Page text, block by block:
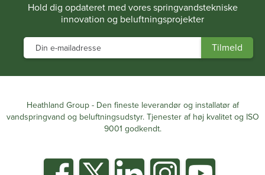
Hold dig opdateret med vores springvandstekniske
innovation og beluftningsprojekter
Heathland Group - Den fineste leverandør og installatør af
vandspringvand og beluftningsudstyr. Tjenester af høj kvalitet og ISO
9001 godkendt.